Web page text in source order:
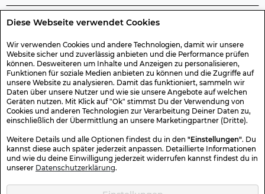
Diese Webseite verwendet Cookies
Wir verwenden Cookies und andere Technologien, damit wir unsere
Website sicher und zuverlässig anbieten und die Performance prüfen
können. Desweiteren um Inhalte und Anzeigen zu personalisieren,
Funktionen für soziale Medien anbieten zu können und die Zugriffe auf
unsere Website zu analysieren. Damit das funktioniert, sammeln wir
Daten über unsere Nutzer und wie sie unsere Angebote auf welchen
Geräten nutzen. Mit Klick auf "Ok" stimmst Du der Verwendung von
Cookies und anderen Technologien zur Verarbeitung Deiner Daten zu,
einschließlich der Übermittlung an unsere Marketingpartner (Dritte).
Weitere Details und alle Optionen findest du in den "Einstellungen". Du
kannst diese auch später jederzeit anpassen. Detaillierte Informationen
und wie du deine Einwilligung jederzeit widerrufen kannst findest du in
unserer Datenschutzerklärung.
Rechtliche Artikelinfos
Geschenk-Gutscheine
Versand & Rücksendung
Sicher Einkaufen